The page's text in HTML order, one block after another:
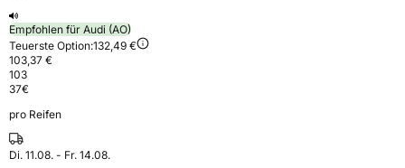
Empfohlen für Audi (AO)
Teuerste Option:132,49 €
103,37 €
103
37€
pro Reifen
Di. 11.08. - Fr. 14.08.